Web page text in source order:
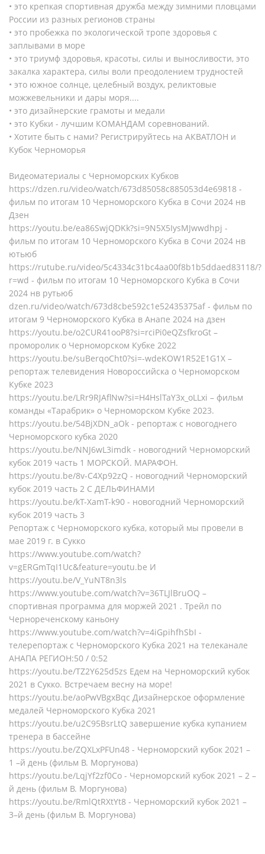
• это крепкая спортивная дружба между зимними пловцами
России из разных регионов страны
• это пробежка по экологической тропе здоровья с
заплывами в море
• это триумф здоровья, красоты, силы и выносливости, это
закалка характера, силы воли преодолением трудностей
• это южное солнце, целебный воздух, реликтовые
можжевельники и дары моря....
• это дизайнерские грамоты и медали
• это Кубки - лучшим КОМАНДАМ соревнований.
• Хотите быть с нами? Регистрируйтесь на АКВАТЛОН и
Кубок Черноморья
Видеоматериалы с Черноморских Кубков
https://dzen.ru/video/watch/673d85058c885053d4e69818 -
фильм по итогам 10 Черноморского Кубка в Сочи 2024 нв
Дзен
https://youtu.be/ea86SwjQDKk?si=9N5X5IysMJwwdhpj -
фильм по итогам 10 Черноморского Кубка в Сочи 2024 нв
ютьюб
https://rutube.ru/video/5c4334c31bc4aa00f8b1b5ddaed83118/?
r=wd - фильм по итогам 10 Черноморского Кубка в Сочи
2024 нв рутьюб
dzen.ru/video/watch/673d8cbe592c1e52435375af - фильм по
итогам 9 Черноморского Кубка в Анапе 2024 на дзен
https://youtu.be/o2CUR41ooP8?si=rciPi0eQZsfkroGt –
проморолик о Черноморском Кубке 2022
https://youtu.be/suBerqoCht0?si=-wdeKOW1R52E1G1X –
репортаж телевидения Новороссийска о Черноморском
Кубке 2023
https://youtu.be/LRr9RJAflNw?si=H4HslTaY3x_oLLxi – фильм
команды «Тарабрик» о Черноморском Кубке 2023.
https://youtu.be/54BjXDN_aOk - репортаж с новогоднего
Черноморского кубка 2020
https://youtu.be/NNJ6wL3imdk - новогодний Черноморский
кубок 2019 часть 1 МОРСКОЙ. МАРАФОН.
https://youtu.be/8v-C4Xp92zQ - новогодний Черноморский
кубок 2019 часть 2 С ДЕЛЬФИНАМИ
https://youtu.be/kT-XamT-k90 - новогодний Черноморский
кубок 2019 часть 3
Репортаж с Черноморского кубка, который мы провели в
мае 2019 г. в Сукко
https://www.youtube.com/watch?
v=gERGmTqI1Uc&feature=youtu.be И
https://youtu.be/V_YuNT8n3ls
https://www.youtube.com/watch?v=36TLJlBruOQ –
спортивная программа для моржей 2021 . Трейл по
Чернореченскому каньону
https://www.youtube.com/watch?v=4iGpihfhSbI -
телерепортаж с Черноморского Кубка 2021 на телеканале
АНАПА РЕГИОН:50 / 0:52
https://youtu.be/TZ2Y625d5zs Едем на Черноморский кубок
2021 в Сукко. Встречаем весну на море!
https://youtu.be/aoPwVBgxBqc Дизайнерское оформление
медалей Черноморского Кубка 2021
https://youtu.be/u2C95BsrLtQ завершение кубка купанием
тренера в бассейне
https://youtu.be/ZQXLxPFUn48 - Черноморский кубок 2021 –
1 –й день (фильм В. Моргунова)
https://youtu.be/LqjYf2zf0Co - Черноморский кубок 2021 – 2 –
й день (фильм В. Моргунова)
https://youtu.be/RmlQtRXtYt8 - Черноморский кубок 2021 –
3–й день (фильм В. Моргунова)